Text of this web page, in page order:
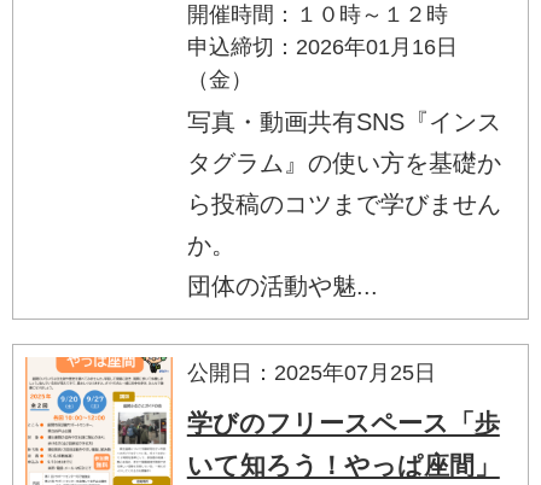
開催時間：１０時～１２時
申込締切：2026年01月16日
（金）
写真・動画共有SNS『インス
タグラム』の使い方を基礎か
ら投稿のコツまで学びません
か。
団体の活動や魅...
公開日：2025年07月25日
学びのフリースペース「歩
いて知ろう！やっぱ座間」